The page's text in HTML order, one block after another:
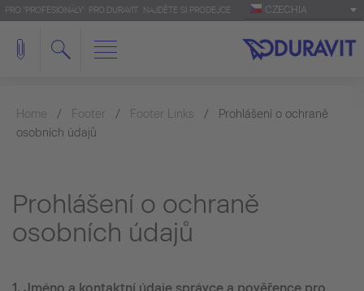
PRO 'PROFESIONÁLY': PRO.DURAVIT NAJDĚTE SI PRODEJCE CZECHIA
Home Footer Footer Links
Prohlášení o ochraně
osobních údajů
Prohlášení o ochraně
osobních údajů
1. Jméno a kontaktní údaje správce a pověřence pro